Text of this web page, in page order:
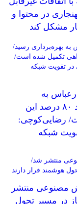
در محتوا و
مشکل کند
به
بهره‌برداری رسید/ عبدالهی: حدود ۸۰ درصد این
رضایی‌کوچی:
شبکه
مصنوعی منتشر
در مسیر تحول